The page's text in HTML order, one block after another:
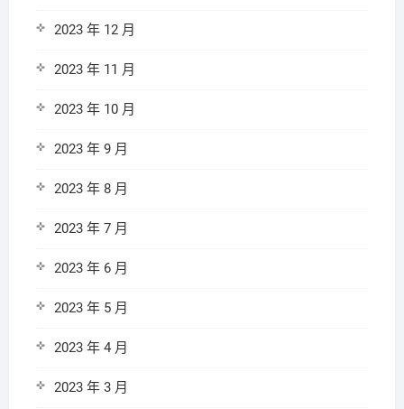
2023 年 12 月
2023 年 11 月
2023 年 10 月
2023 年 9 月
2023 年 8 月
2023 年 7 月
2023 年 6 月
2023 年 5 月
2023 年 4 月
2023 年 3 月